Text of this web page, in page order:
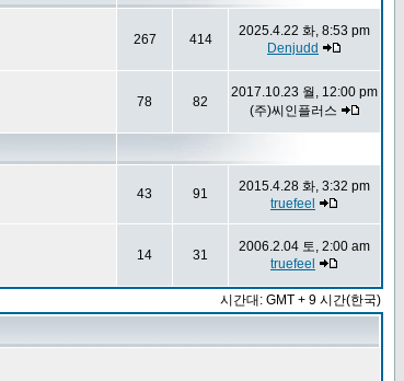
267 414
2025.4.22 화, 8:53 pm
Denjudd
78 82
2017.10.23 월, 12:00 pm
(주)씨인플러스
43 91
2015.4.28 화, 3:32 pm
truefeel
14 31
2006.2.04 토, 2:00 am
truefeel
시간대: GMT + 9 시간(한국)